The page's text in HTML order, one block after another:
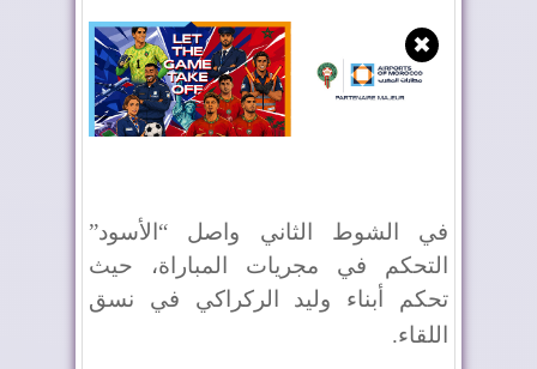
✖
في الشوط الثاني واصل “الأسود”
التحكم في مجريات المباراة، حيث
تحكم أبناء وليد الركراكي في نسق
اللقاء.